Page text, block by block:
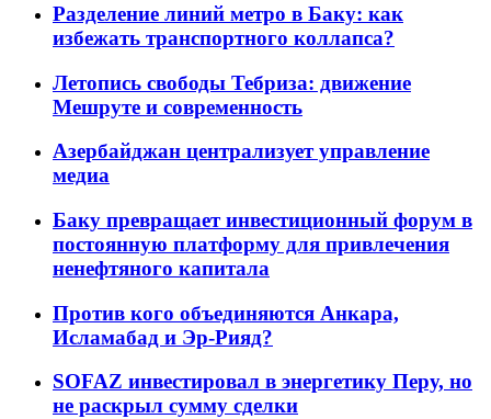
Разделение линий метро в Баку: как
избежать транспортного коллапса?
Летопись свободы Тебриза: движение
Мешруте и современность
Азербайджан централизует управление
медиа
Баку превращает инвестиционный форум в
постоянную платформу для привлечения
ненефтяного капитала
Против кого объединяются Анкара,
Исламабад и Эр-Рияд?
SOFAZ инвестировал в энергетику Перу, но
не раскрыл сумму сделки